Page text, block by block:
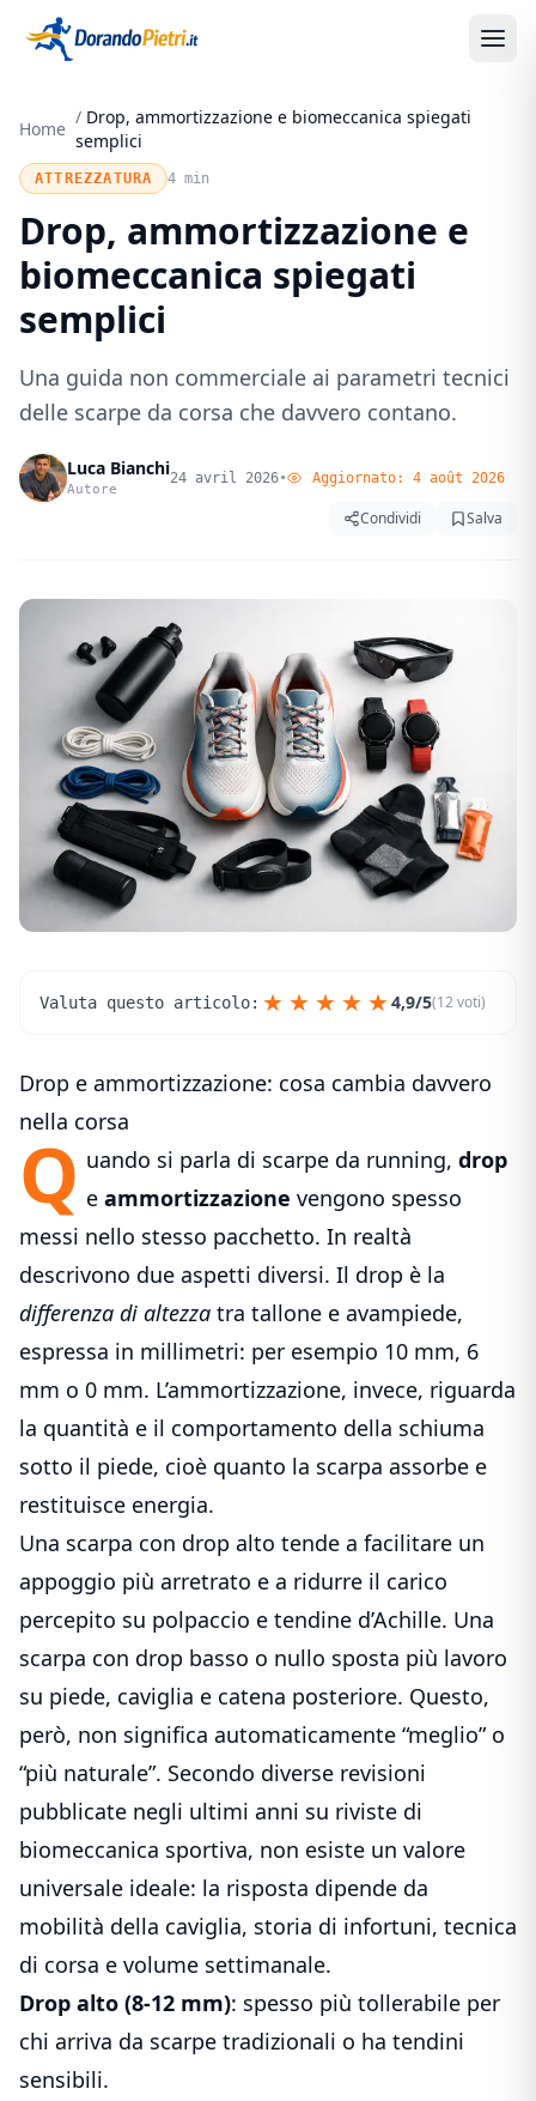
Home
/ Drop, ammortizzazione e biomeccanica spiegati
semplici
ATTREZZATURA 4 min
Drop, ammortizzazione e
biomeccanica spiegati
semplici
Una guida non commerciale ai parametri tecnici
delle scarpe da corsa che davvero contano.
Luca Bianchi
Autore
24 avril 2026• Aggiornato: 4 août 2026
Condividi Salva
Valuta questo articolo: ★ ★ ★ ★ ★4,9/5(12 voti)
Drop e ammortizzazione: cosa cambia davvero
nella corsa
Q uando si parla di scarpe da running,drop
eammortizzazione vengono spesso
messi nello stesso pacchetto. In realtà
descrivono due aspetti diversi. Il drop è la
differenza di altezza tra tallone e avampiede,
espressa in millimetri: per esempio 10 mm, 6
mm o 0 mm. L’ammortizzazione, invece, riguarda
la quantità e il comportamento della schiuma
sotto il piede, cioè quanto la scarpa assorbe e
restituisce energia.
Una scarpa con drop alto tende a facilitare un
appoggio più arretrato e a ridurre il carico
percepito su polpaccio e tendine d’Achille. Una
scarpa con drop basso o nullo sposta più lavoro
su piede, caviglia e catena posteriore. Questo,
però, non significa automaticamente “meglio” o
“più naturale”. Secondo diverse revisioni
pubblicate negli ultimi anni su riviste di
biomeccanica sportiva, non esiste un valore
universale ideale: la risposta dipende da
mobilità della caviglia, storia di infortuni, tecnica
di corsa e volume settimanale.
Drop alto (8-12 mm): spesso più tollerabile per
chi arriva da scarpe tradizionali o ha tendini
sensibili.